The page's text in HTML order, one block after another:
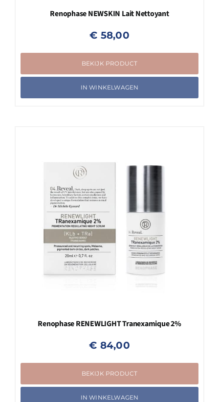
Renophase NEWSKIN Lait Nettoyant
€ 58,00
BEKIJK PRODUCT
IN WINKELWAGEN
Renophase RENEWLIGHT Tranexamique 2%
€ 84,00
BEKIJK PRODUCT
IN WINKELWAGEN